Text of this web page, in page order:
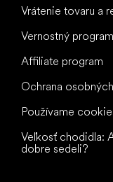
Vrátenie tovaru a
Vernostný program
Affiliate program
Ochrana
Používame
Veľkosť chodidla:
dobre sedeli?